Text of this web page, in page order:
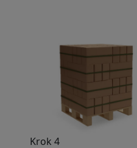
Krok 4